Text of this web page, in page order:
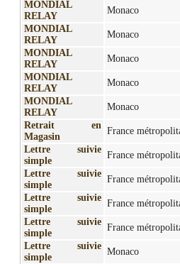
MONDIAL
RELAY
Monaco
MONDIAL
RELAY
Monaco
MONDIAL
RELAY
Monaco
MONDIAL
RELAY
Monaco
MONDIAL
RELAY
Monaco
Retrait en
Magasin
France
Lettre suivie
simple
France
Lettre suivie
simple
France
Lettre suivie
simple
France
Lettre suivie
simple
France
Lettre suivie
simple
Monaco